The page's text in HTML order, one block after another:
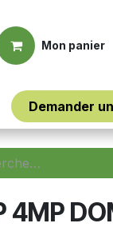
Mon panier
Demander
4MP